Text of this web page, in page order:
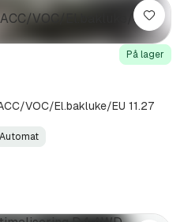
På lager
VOC/El.bakluke/EU 11.27
Automat
Lagre